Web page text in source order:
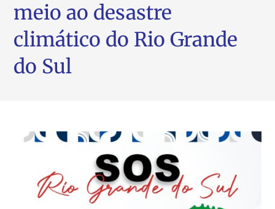
meio ao desastre
climático do Rio Grande
do Sul